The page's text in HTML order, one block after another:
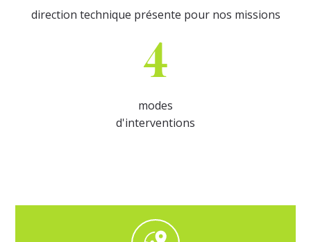
direction technique présente pour nos missions
4
modes
d'interventions